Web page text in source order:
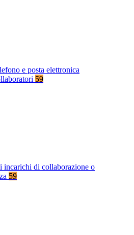
e posta elettronica
59
incarichi di collaborazione o
59